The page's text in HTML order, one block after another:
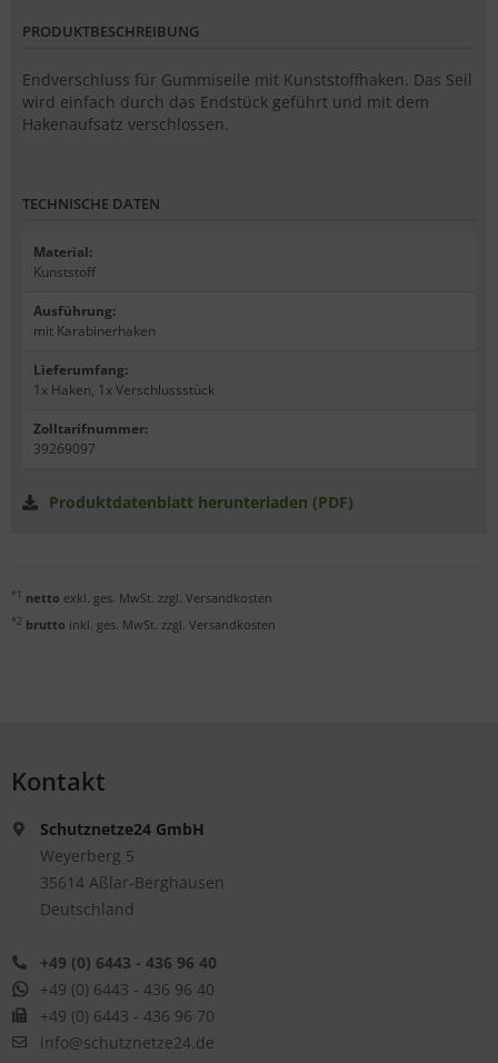
PRODUKTBESCHREIBUNG
Endverschluss für Gummiseile mit Kunststoffhaken. Das Seil
wird einfach durch das Endstück geführt und mit dem
Hakenaufsatz verschlossen.
TECHNISCHE DATEN
Material:
Kunststoff
Ausführung:
mit Karabinerhaken
Lieferumfang:
1x Haken, 1x Verschlussstück
Zolltarifnummer:
39269097
Produktdatenblatt herunterladen (PDF)
*1 netto exkl. ges. MwSt. zzgl. Versandkosten
*2 brutto inkl. ges. MwSt. zzgl. Versandkosten
Kontakt
Schutznetze24 GmbH
Weyerberg 5
35614 Aßlar-Berghausen
Deutschland
+49 (0) 6443 - 436 96 40
+49 (0) 6443 - 436 96 40
+49 (0) 6443 - 436 96 70
info@schutznetze24.de